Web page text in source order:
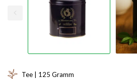
Tee | 125 Gramm